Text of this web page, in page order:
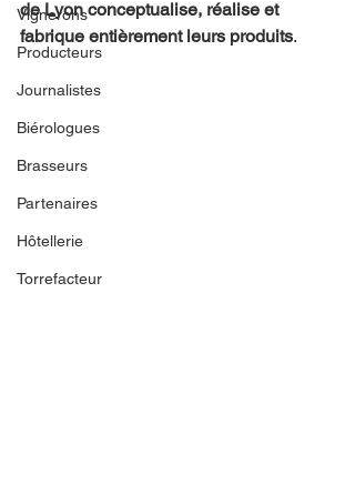
Vignerons
Producteurs
Journalistes
Biérologues
Brasseurs
Partenaires
Hôtellerie
Torrefacteur
de Lyon conceptualise, réalise et
fabrique entièrement leurs produits.